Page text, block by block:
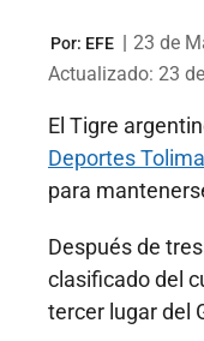
Por: EFE | 23 de
Actualizado: 23
El Tigre
Deportes Tolima
para
Después de
clasificado del
tercer lugar del